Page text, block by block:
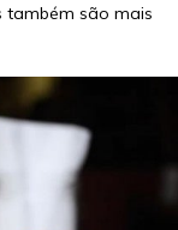
também são mais